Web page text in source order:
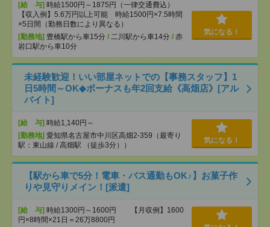
[給 与] 時給1500円～1875円（一律交通費込）
【収入例】5.6万円以上可能 時給1500円×7.5時間
×5日間（勤務日数により異なる）
[勤務地] 豊橋駅から車15分 / 二川駅から車14分 / 赤
岩口駅から車10分
気になる！
未経験歓迎！いい部屋ネットでの【事務スタッフ】1
日5時間～OK◆ボーナスも年2回支給《高畑店》[アル
バイト]
[給 与] 時給1,140円～
[勤務地] 愛知県名古屋市中川区高畑2-359（最寄り
駅：東山線 / 高畑駅 （徒歩3分））
気になる！
【駅から車で5分！電車・バス通勤もOK♪】お菓子作
りや見守りメイン！[派遣]
[給 与] 時給1300円～1600円 【月収例】1600
円×8時間×21日＝26万8800円